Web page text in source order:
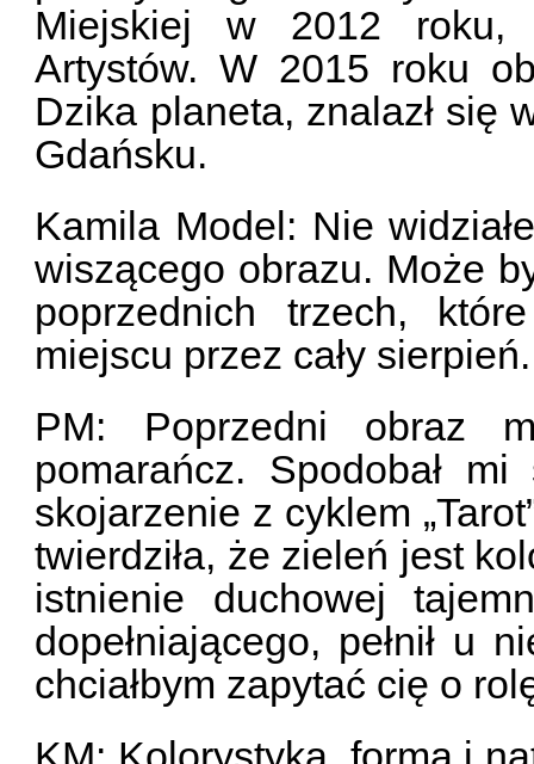
Miejskiej w 2012 roku,
Artystów. W 2015 roku
Dzika planeta, znalazł się
Gdańsku.
Kamila Model: Nie
wiszącego obrazu. Może
poprzednich trzech,
miejscu przez cały sierpień.
PM: Poprzedni obraz
pomarańcz. Spodobał
skojarzenie z cyklem
twierdziła, że zieleń jest
istnienie duchowej
dopełniającego, pełnił u
chciałbym zapytać cię o